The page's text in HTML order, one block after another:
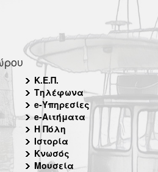
Κ.Ε.Π.
Τηλέφωνα
e-Υπηρεσίες
e-Αιτήματα
Η Πόλη
Ιστορία
Κνωσός
Μουσεία